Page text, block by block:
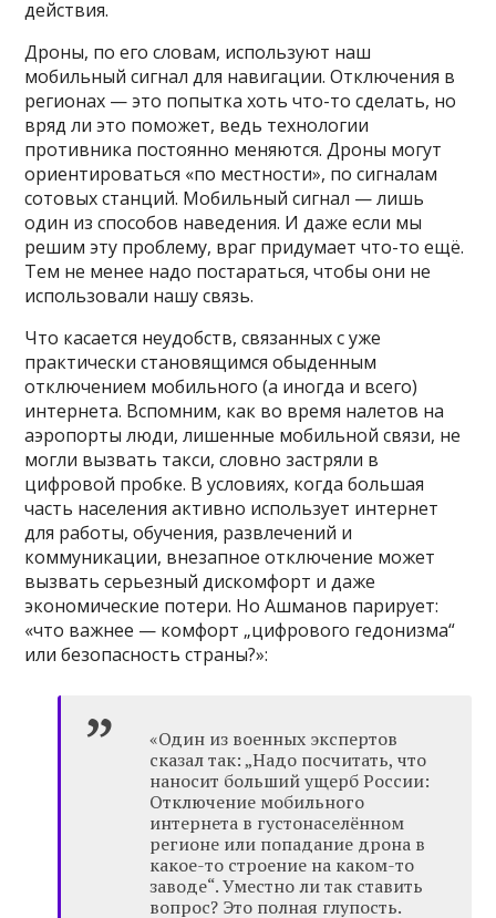
действия.
Дроны, по его словам, используют наш
мобильный сигнал для навигации. Отключения в
регионах — это попытка хоть что-то сделать, но
вряд ли это поможет, ведь технологии
противника постоянно меняются. Дроны могут
ориентироваться «по местности», по сигналам
сотовых станций. Мобильный сигнал — лишь
один из способов наведения. И даже если мы
решим эту проблему, враг придумает что-то ещё.
Тем не менее надо постараться, чтобы они не
использовали нашу связь.
Что касается неудобств, связанных с уже
практически становящимся обыденным
отключением мобильного (а иногда и всего)
интернета. Вспомним, как во время налетов на
аэропорты люди, лишенные мобильной связи, не
могли вызвать такси, словно застряли в
цифровой пробке. В условиях, когда большая
часть населения активно использует интернет
для работы, обучения, развлечений и
коммуникации, внезапное отключение может
вызвать серьезный дискомфорт и даже
экономические потери. Но Ашманов парирует:
«что важнее — комфорт „цифрового гедонизма“
или безопасность страны?»:
«Один из военных экспертов
сказал так: „Надо посчитать, что
наносит больший ущерб России:
Отключение мобильного
интернета в густонаселённом
регионе или попадание дрона в
какое-то строение на каком-то
заводе“. Уместно ли так ставить
вопрос? Это полная глупость.